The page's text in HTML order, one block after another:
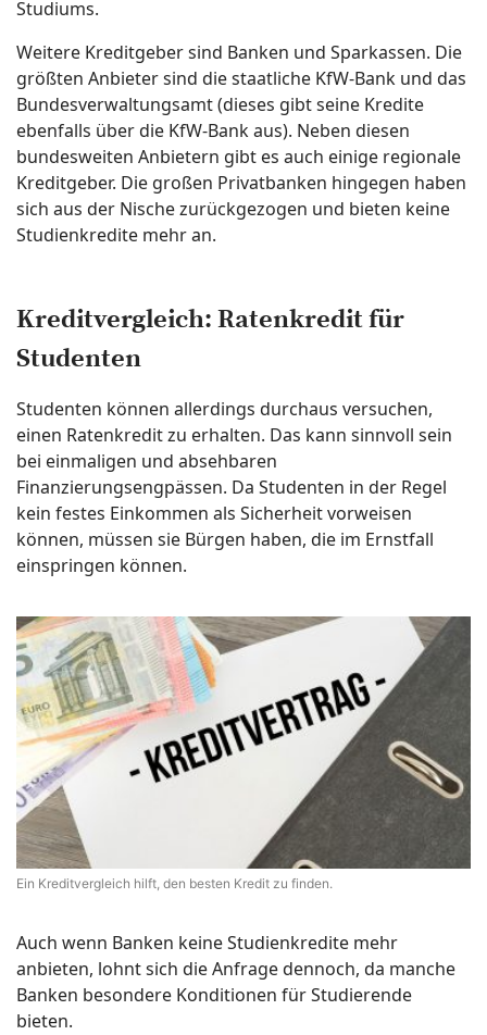
Studiums.
Weitere Kreditgeber sind Banken und Sparkassen. Die
größten Anbieter sind die staatliche KfW-Bank und das
Bundesverwaltungsamt (dieses gibt seine Kredite
ebenfalls über die KfW-Bank aus). Neben diesen
bundesweiten Anbietern gibt es auch einige regionale
Kreditgeber. Die großen Privatbanken hingegen haben
sich aus der Nische zurückgezogen und bieten keine
Studienkredite mehr an.
Kreditvergleich: Ratenkredit für
Studenten
Studenten können allerdings durchaus versuchen,
einen Ratenkredit zu erhalten. Das kann sinnvoll sein
bei einmaligen und absehbaren
Finanzierungsengpässen. Da Studenten in der Regel
kein festes Einkommen als Sicherheit vorweisen
können, müssen sie Bürgen haben, die im Ernstfall
einspringen können.
Ein Kreditvergleich hilft, den besten Kredit zu finden.
Auch wenn Banken keine Studienkredite mehr
anbieten, lohnt sich die Anfrage dennoch, da manche
Banken besondere Konditionen für Studierende
bieten.